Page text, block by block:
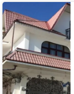
Курортный
отель
Бриз